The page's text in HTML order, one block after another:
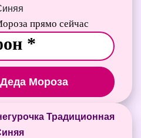
прямо сейчас
Деда Мороза
Традиционная